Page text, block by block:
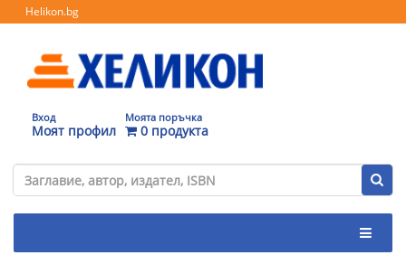
Helikon.bg
Вход
Моят профил
Моята поръчка
0 продукта